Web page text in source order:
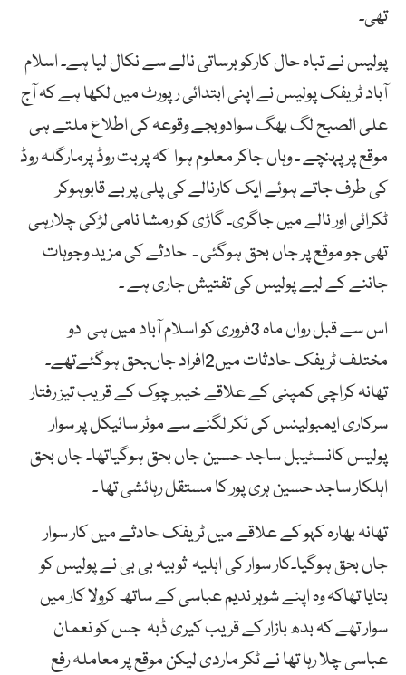
تھی۔
پولیس نے تباہ حال کارکو برساتی نالے سے نکال لیا ہے۔ اسلام
آباد ٹریفک پولیس نے اپنی ابتدائی رپورٹ میں لکھا ہے کہ آج
علی الصبح لگ بھگ سوادوبجے وقوعہ کی اطلاع ملتے ہی
موقع پر پہنچے ۔ وہاں جاکر معلوم ہوا کہ پربت روڈ پرمارگلہ روڈ
کی طرف جاتے ہوئے ایک کارنالے کی پلی پر بے قابوہوکر
ٹکرائی اور نالے میں جاگری۔ گاڑی کو رمشا نامی لڑکی چلارہی
تھی جو موقع پر جاں بحق ہوگئی ۔ حادثے کی مزید وجوہات
جاننے کے لیے پولیس کی تفتیش جاری ہے ۔
اس سے قبل رواں ماہ 3فروری کو اسلام آباد میں ہی دو
مختلف ٹریفک حادثات میں2افراد جاںبحق ہوگئےتھے۔
تھانہ کراچی کمپنی کے علاقے خیبر چوک کے قریب تیز رفتار
سرکاری ایمبولینس کی ٹکر لگنے سے موٹر سائیکل پر سوار
پولیس کانسٹیبل ساجد حسین جاں بحق ہوگیاتھا۔ جاں بحق
اہلکار ساجد حسین ہری پور کا مستقل رہائشی تھا ۔
تھانہ بھارہ کہو کے علاقے میں ٹریفک حادثے میں کار سوار
جاں بحق ہوگیا۔کار سوار کی اہلیہ ثوبیہ بی بی نے پولیس کو
بتایا تھاکہ وہ اپنے شوہر ندیم عباسی کے ساتھ کرولا کار میں
سوار تھے کہ بدھ بازار کے قریب کیری ڈبہ جس کو نعمان
عباسی چلا رہا تھا نے ٹکر ماردی لیکن موقع پر معاملہ رفع